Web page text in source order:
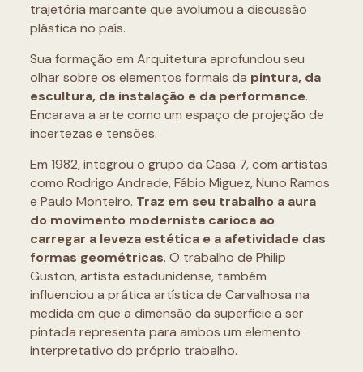
trajetória marcante que avolumou a discussão
plástica no país.
Sua formação em Arquitetura aprofundou seu
olhar sobre os elementos formais da pintura, da
escultura, da instalação e da performance.
Encarava a arte como um espaço de projeção de
incertezas e tensões.
Em 1982, integrou o grupo da Casa 7, com artistas
como Rodrigo Andrade, Fábio Miguez, Nuno Ramos
e Paulo Monteiro. Traz em seu trabalho a aura
do movimento modernista carioca ao
carregar a leveza estética e a afetividade das
formas geométricas. O trabalho de Philip
Guston, artista estadunidense, também
influenciou a prática artística de Carvalhosa na
medida em que a dimensão da superfície a ser
pintada representa para ambos um elemento
interpretativo do próprio trabalho.